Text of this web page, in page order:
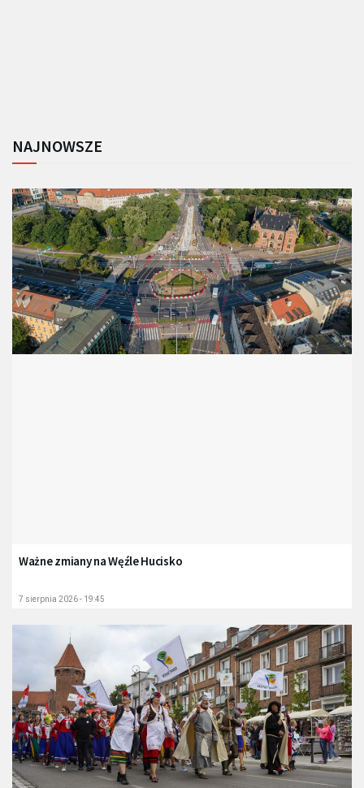
NAJNOWSZE
Ważne zmiany na Węźle Hucisko
7 sierpnia 2026 - 19:45